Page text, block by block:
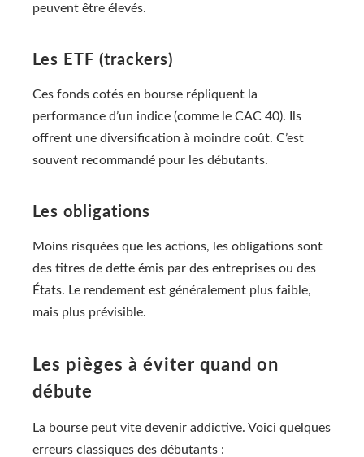
peuvent être élevés.
Les ETF (trackers)
Ces fonds cotés en bourse répliquent la
performance d’un indice (comme le CAC 40). Ils
offrent une diversification à moindre coût. C’est
souvent recommandé pour les débutants.
Les obligations
Moins risquées que les actions, les obligations sont
des titres de dette émis par des entreprises ou des
États. Le rendement est généralement plus faible,
mais plus prévisible.
Les pièges à éviter quand on
débute
La bourse peut vite devenir addictive. Voici quelques
erreurs classiques des débutants :